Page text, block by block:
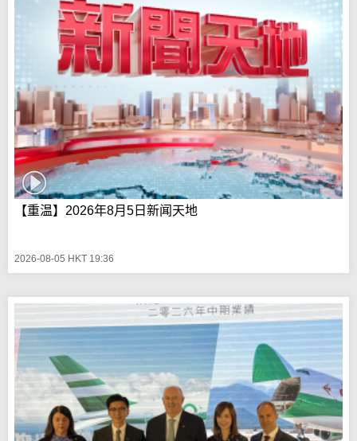
【重温】2026年8月5日新闻天地
2026-08-05 HKT 19:36